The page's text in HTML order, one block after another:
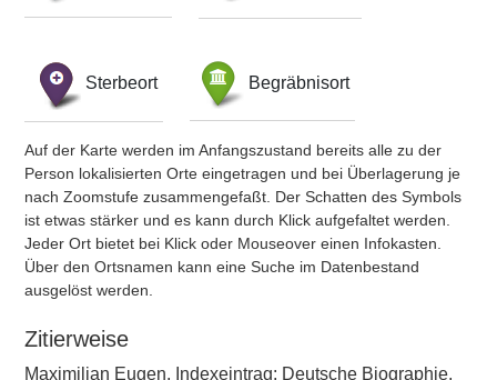
Sterbeort Begräbnisort
Auf der Karte werden im Anfangszustand bereits alle zu der
Person lokalisierten Orte eingetragen und bei Überlagerung je
nach Zoomstufe zusammengefaßt. Der Schatten des Symbols
ist etwas stärker und es kann durch Klick aufgefaltet werden.
Jeder Ort bietet bei Klick oder Mouseover einen Infokasten.
Über den Ortsnamen kann eine Suche im Datenbestand
ausgelöst werden.
Zitierweise
Maximilian Eugen, Indexeintrag: Deutsche Biographie,